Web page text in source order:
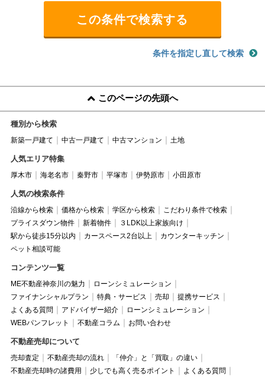
条件を指定し直して検索
このページの先頭へ
種別から検索
新築一戸建て 中古一戸建て 中古マンション 土地
人気エリア特集
厚木市 海老名市 秦野市 平塚市 伊勢原市 小田原市
人気の検索条件
沿線から検索 価格から検索 学区から検索
こだわり条件で検索
プライスダウン物件
新着物件
３LDK以上家族向け
駅から徒歩15分以内
カースペース2台以上
カウンターキッチン
ペット相談可能
コンテンツ一覧
ME不動産神奈川の魅力
ローンシミュレーション
ファイナンシャルプラン
特典・サービス 売却
提携サービス
よくある質問
アドバイザー紹介
ローンシミュレーション
WEBパンフレット
不動産コラム お問い合わせ
不動産売却について
売却査定 不動産売却の流れ
「仲介」と「買取」の違い
不動産売却時の諸費用
少しでも高く売るポイント
よくある質問